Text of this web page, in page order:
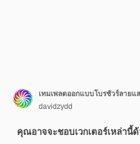
เทมเพลตออกแบบโบรชัวร์ลาย
davidzydd
คุณอาจจะชอบเวกเตอร์เหล่านี้